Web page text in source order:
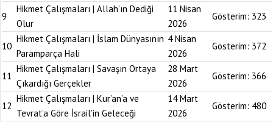
9
Hikmet Çalışmaları | Allah’ın Dediği
Olur
11 Nisan
2026
Gösterim: 323
10
Hikmet Çalışmaları | İslam Dünyasının
Paramparça Hali
4 Nisan
2026
Gösterim: 372
11
Hikmet Çalışmaları | Savaşın Ortaya
Çıkardığı Gerçekler
28 Mart
2026
Gösterim: 366
12
Hikmet Çalışmaları | Kur’an’a ve
Tevrat’a Göre İsrail’in Geleceği
14 Mart
2026
Gösterim: 480